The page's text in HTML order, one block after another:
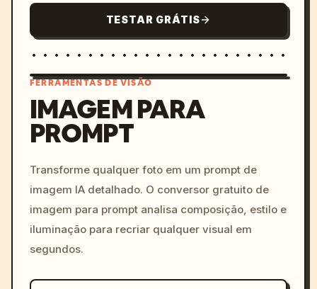
TESTAR GRÁTIS
colors, 8k --v 6.0
FERRAMENTAS DE VISÃO
IMAGEM PARA
PROMPT
Transforme qualquer foto em um prompt de
imagem IA detalhado. O conversor gratuito de
imagem para prompt analisa composição, estilo e
iluminação para recriar qualquer visual em
segundos.